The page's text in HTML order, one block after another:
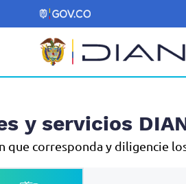
y servicios
que corresponda y diligencie